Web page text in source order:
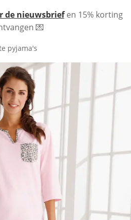
de nieuwsbriefen 15% korting
💌
pyjama's